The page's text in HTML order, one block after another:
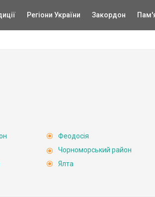
Регіони України Закордон
Феодосія
Чорноморський район
Ялта